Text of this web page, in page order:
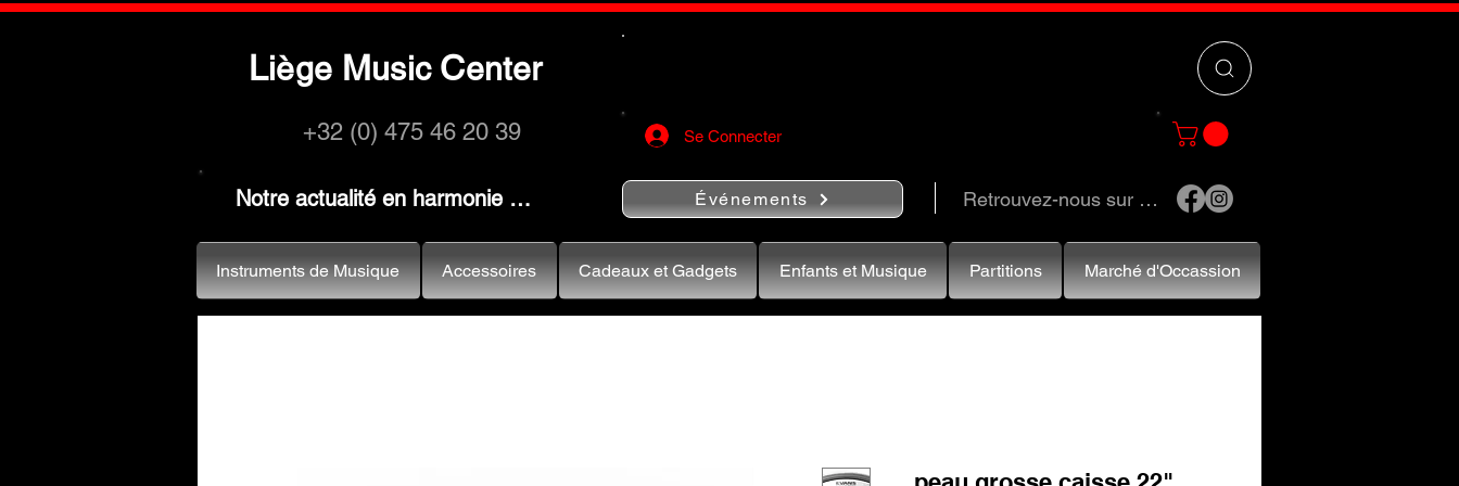
Liège Music Center
+32 (0) 475 46 20 39 Se Connecter
Notre actualité en harmonie … Événements Retrouvez-nous sur …
Instruments de Musique Accessoires Cadeaux et Gadgets Enfants et Musique Partitions Marché d'Occassion